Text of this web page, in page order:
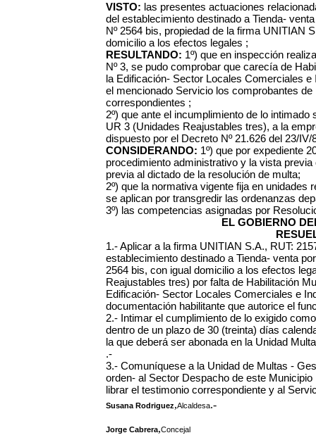
VISTO: las presentes actuaciones
del establecimiento destinado a Tienda-
Nº 2564 bis, propiedad de la firma UNITIAN
domicilio a los efectos legales ;
RESULTANDO: 1º) que en inspección
Nº 3, se pudo comprobar que carecía de
la Edificación- Sector Locales Comerciales
el mencionado Servicio los comprobantes
correspondientes ;
2º) que ante el incumplimiento de lo
UR 3 (Unidades Reajustables tres), a la
dispuesto por el Decreto Nº 21.626 del 23/IV/
CONSIDERANDO: 1º) que por expediente
procedimiento administrativo y la vista
previa al dictado de la resolución de multa;
2º) que la normativa vigente fija en
se aplican por transgredir las ordenanzas
3º) las competencias asignadas por
EL GOBIERNO
1.- Aplicar a la firma UNITIAN S.A., RUT:
establecimiento destinado a Tienda- venta
2564 bis, con igual domicilio a los efectos
Reajustables tres) por falta de Habilitación
Edificación- Sector Locales Comerciales e
documentación habilitante que autorice el
2.- Intimar el cumplimiento de lo exigido
dentro de un plazo de 30 (treinta) días
la que deberá ser abonada en la Unidad
.-
3.- Comuníquese a la Unidad de Multas -
orden- al Sector Despacho de este
librar el testimonio correspondiente y al
Susana Rodriguez,Alcaldesa.-
Jorge Cabrera,Concejal